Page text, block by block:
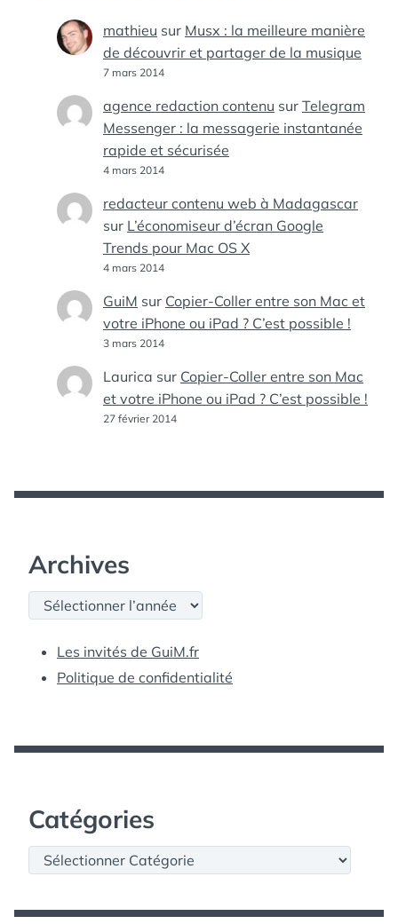
mathieu sur Musx : la meilleure manière
de découvrir et partager de la musique
7 mars 2014
agence redaction contenu sur Telegram
Messenger : la messagerie instantanée
rapide et sécurisée
4 mars 2014
redacteur contenu web à Madagascar
sur L’économiseur d’écran Google
Trends pour Mac OS X
4 mars 2014
GuiM sur Copier-Coller entre son Mac et
votre iPhone ou iPad ? C’est possible !
3 mars 2014
Laurica sur Copier-Coller entre son Mac
et votre iPhone ou iPad ? C’est possible !
27 février 2014
Archives
Archives
Les invités de GuiM.fr
Politique de confidentialité
Catégories
Catégories